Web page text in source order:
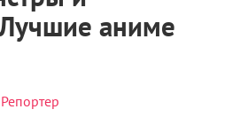
аниме